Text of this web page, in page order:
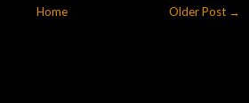
Older Post →
Home